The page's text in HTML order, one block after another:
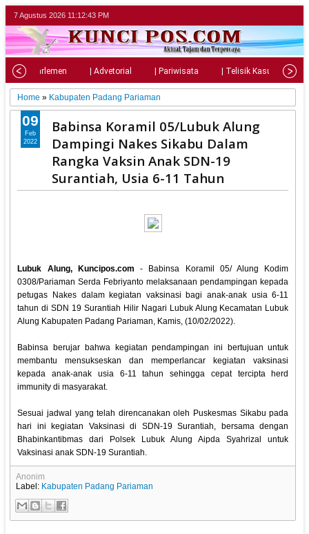
7 Agustus 2026 11:12:45 PM
| Parlemen | Advetorial | Pariwisata | Telisik Kasus
Home » Kabupaten Padang Pariaman
Babinsa Koramil 05/Lubuk Alung
Dampingi Nakes Sikabu Dalam
Rangka Vaksin Anak SDN-19
Surantiah, Usia 6-11 Tahun
Lubuk Alung, Kuncipos.com - Babinsa Koramil 05/ Alung Kodim
0308/Pariaman Serda Febriyanto melaksanaan pendampingan kepada
petugas Nakes dalam kegiatan vaksinasi bagi anak-anak usia 6-11
tahun di SDN 19 Surantiah Hilir Nagari Lubuk Alung Kecamatan Lubuk
Alung Kabupaten Padang Pariaman, Kamis, (10/02/2022).
Babinsa berujar bahwa kegiatan pendampingan ini bertujuan untuk
membantu mensukseskan dan memperlancar kegiatan vaksinasi
kepada anak-anak usia 6-11 tahun sehingga cepat tercipta herd
immunity di masyarakat.
Sesuai jadwal yang telah direncanakan oleh Puskesmas Sikabu pada
hari ini kegiatan Vaksinasi di SDN-19 Surantiah, bersama dengan
Bhabinkantibmas dari Polsek Lubuk Alung Aipda Syahrizal untuk
Vaksinasi anak SDN-19 Surantiah.
09
Feb
2022
Anonim
Label: Kabupaten Padang Pariaman